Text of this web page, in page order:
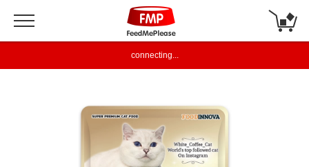
connecting...